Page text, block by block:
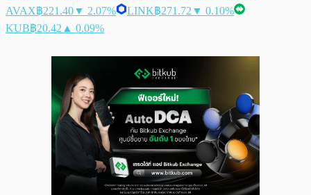
AVAX฿221.40▼ 2.07% LINK฿271.72 ▼ 0.10%
KUB฿20.42 ▲ 0.09%